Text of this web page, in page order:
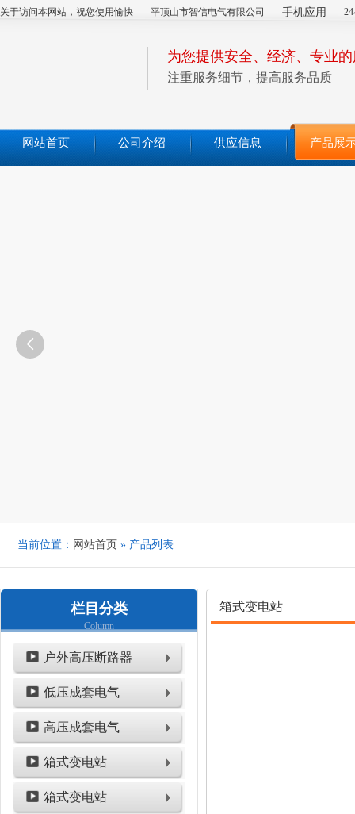
关于访问本网站，祝您使用愉快 平顶山市智信电气有限公司 手机应用
为您提供安全、经济、专业
注重服务细节，提高服务品质
网站首页 公司介绍 供应信息 产品展

当前位置： 网站首页 » 产品列表
栏目分类
Column
户外高压断路器
低压成套电气
高压成套电气
箱式变电站
箱式变电站
箱式变电站